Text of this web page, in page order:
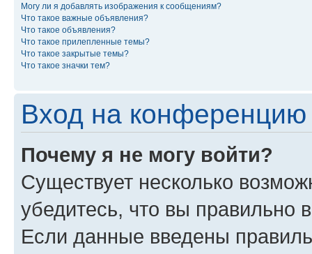
Могу ли я добавлять изображения к сообщениям?
Что такое важные объявления?
Что такое объявления?
Что такое прилепленные темы?
Что такое закрытые темы?
Что такое значки тем?
Вход на конференцию
Почему я не могу войти?
Существует несколько
убедитесь, что вы правильно
Если данные введены